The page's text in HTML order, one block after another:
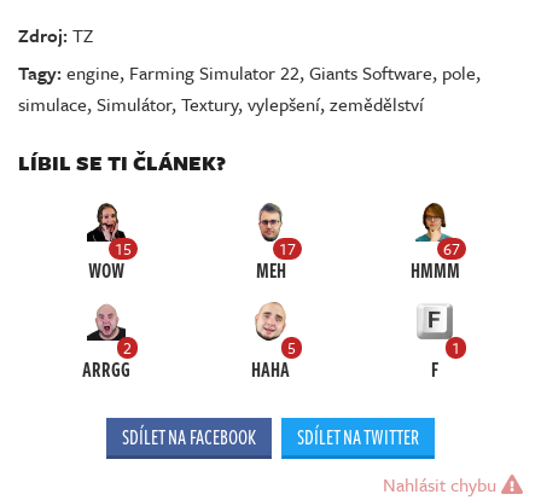
Zdroj:TZ
Tagy:engine, Farming Simulator 22,Giants Software, pole,
simulace,Simulátor,Textury,vylepšení,zemědělství
LÍBIL SE TI ČLÁNEK?
15
WOW
17
MEH
67
HMMM
2
ARRGG
5
HAHA
1
F
SDÍLET NA FACEBOOK SDÍLET NA TWITTER
Nahlásit chybu